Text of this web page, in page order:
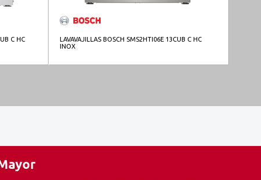
C HC
LAVAVAJILLAS BOSCH SMS2HTI06E 13CUB C HC
INOX